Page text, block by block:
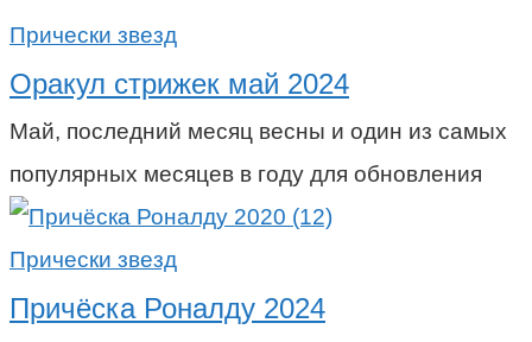
Прически звезд
Оракул стрижек май 2024
Май, последний месяц весны и один из самых
популярных месяцев в году для обновления
Прически звезд
Причёска Роналду 2024